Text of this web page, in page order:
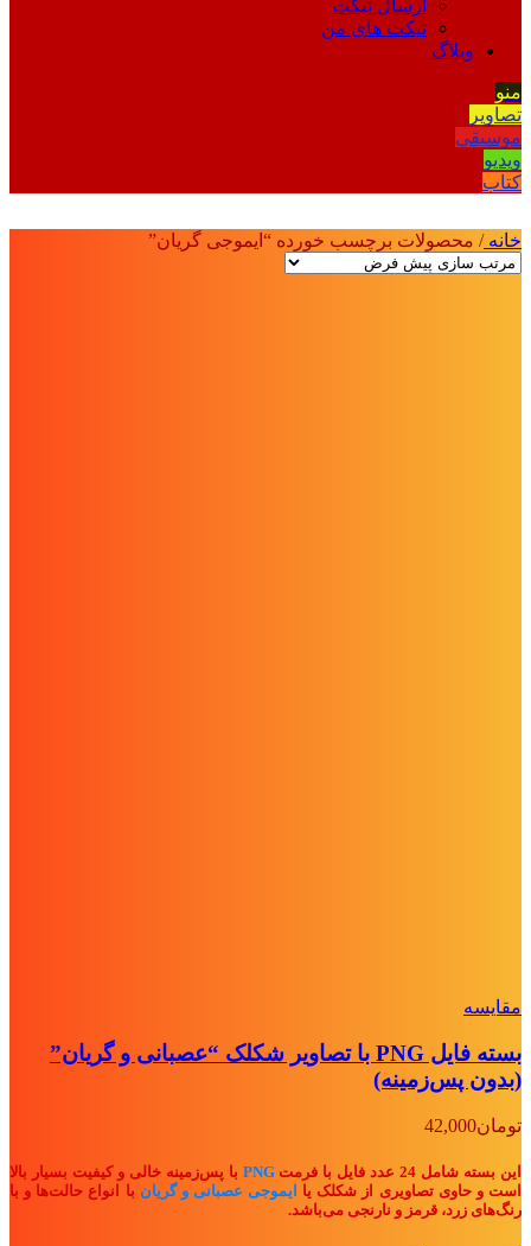
ارسال تیکت
تیکت های من
وبلاگ
منو
تصاویر
موسیقی
ویدیو
کتاب
خانه/ محصولات برچسب خورده “ایموجی گریان”
مقايسه
بسته فایل PNG با تصاویر شکلک “عصبانی و گریان”
(بدون پس‌زمینه)
تومان42,000
این بسته شامل 24 عدد فایل با فرمت PNG با پس‌زمینه خالی و کیفیت بسیار بالا
است و حاوی تصاویری از شکلک یا
ایموجی عصبانی و گریان با انواع حالت‌ها و با
رنگ‌های زرد، قرمز و نارنجی می‌باشد.